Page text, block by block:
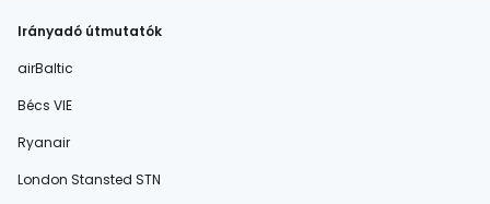
Irányadó útmutatók
airBaltic
Bécs VIE
Ryanair
London Stansted STN